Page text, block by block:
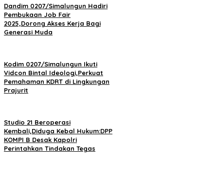
Dandim 0207/Simalungun Hadiri
Pembukaan Job Fair
2025,Dorong Akses Kerja Bagi
Generasi Muda
Kodim 0207/Simalungun Ikuti
Vidcon Bintal Ideologi,Perkuat
Pemahaman KDRT di Lingkungan
Prajurit
Studio 21 Beroperasi
Kembali,Diduga Kebal Hukum:DPP
KOMPI B Desak Kapolri
Perintahkan Tindakan Tegas